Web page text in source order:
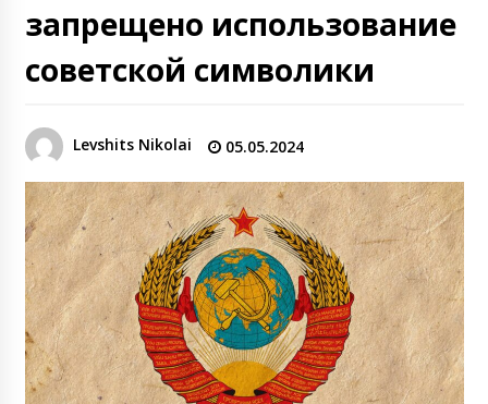
запрещено использование
советской символики
Levshits Nikolai 05.05.2024